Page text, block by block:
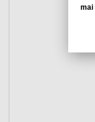
mai